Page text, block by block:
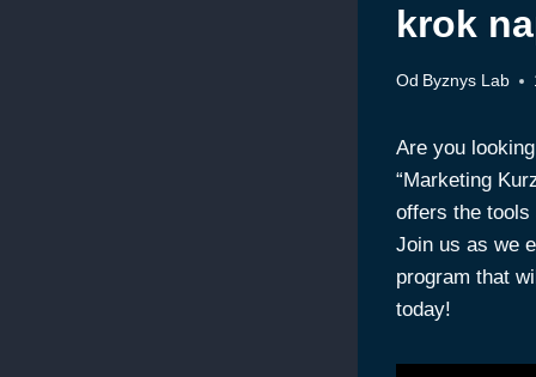
krok
Od Byznys Lab
Are you
​“Marketing
offers the tools
‌Join us as we
program that
today!